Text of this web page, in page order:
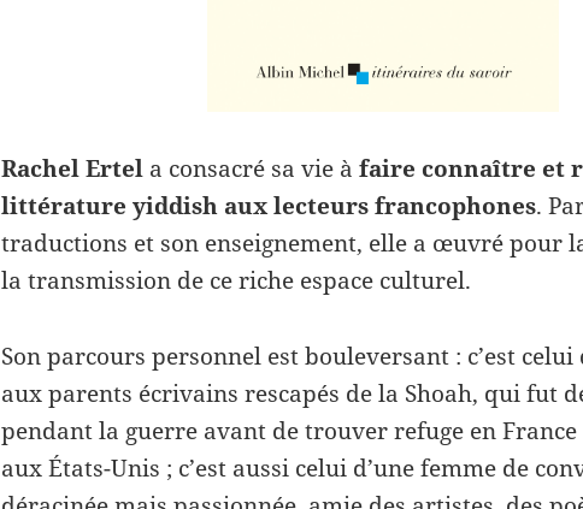
Rachel Ertel a consacré sa vie àfaire connaître et
littérature yiddish aux lecteurs francophones.
traductions et son enseignement, elle a œuvré pour
la transmission de ce riche espace culturel.
Son parcours personnel est bouleversant : c’est
aux parents écrivains rescapés de la Shoah, qui fut
pendant la guerre avant de trouver refuge en France
aux États-Unis ; c’est aussi celui d’une femme de